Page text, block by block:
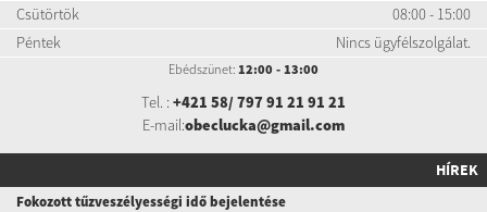
Csütörtök
08:00 - 15:00
Péntek
Nincs ügyfélszolgálat.
Ebédszünet: 12:00 - 13:00
Tel. : +421 58/ 797 91 21 91 21
E-mail:obeclucka@gmail.com
HÍREK
Fokozott tűzveszélyességi idő bejelentése